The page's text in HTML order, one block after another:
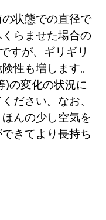
状態での直径で
らませた場合の
すが、ギリギリ
性も増します。
)の変化の状況に
ださい。なお、
んの少し空気を
きてより長持ち